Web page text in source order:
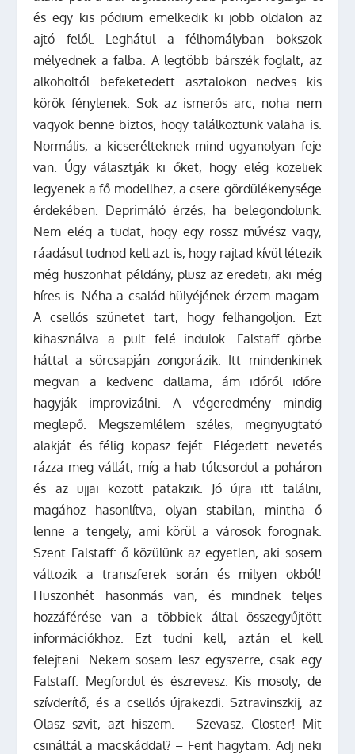
és egy kis pódium emelkedik ki jobb oldalon az
ajtó felől. Leghátul a félhomályban bokszok
mélyednek a falba. A legtöbb bárszék foglalt, az
alkoholtól befeketedett asztalokon nedves kis
körök fénylenek. Sok az ismerős arc, noha nem
vagyok benne biztos, hogy találkoztunk valaha is.
Normális, a kicserélteknek mind ugyanolyan feje
van. Úgy választják ki őket, hogy elég közeliek
legyenek a fő modellhez, a csere gördülékenysége
érdekében. Deprimáló érzés, ha belegondolunk.
Nem elég a tudat, hogy egy rossz művész vagy,
ráadásul tudnod kell azt is, hogy rajtad kívül létezik
még huszonhat példány, plusz az eredeti, aki még
híres is. Néha a család hülyéjének érzem magam.
A csellós szünetet tart, hogy felhangoljon. Ezt
kihasználva a pult felé indulok. Falstaff görbe
háttal a sörcsapján zongorázik. Itt mindenkinek
megvan a kedvenc dallama, ám időről időre
hagyják improvizálni. A végeredmény mindig
meglepő. Megszemlélem széles, megnyugtató
alakját és félig kopasz fejét. Elégedett nevetés
rázza meg vállát, míg a hab túlcsordul a poháron
és az ujjai között patakzik. Jó újra itt találni,
magához hasonlítva, olyan stabilan, mintha ő
lenne a tengely, ami körül a városok forognak.
Szent Falstaff: ő közülünk az egyetlen, aki sosem
változik a transzferek során és milyen okból!
Huszonhét hasonmás van, és mindnek teljes
hozzáférése van a többiek által összegyűjtött
információkhoz. Ezt tudni kell, aztán el kell
felejteni. Nekem sosem lesz egyszerre, csak egy
Falstaff. Megfordul és észrevesz. Kis mosoly, de
szívderítő, és a csellós újrakezdi. Sztravinszkij, az
Olasz szvit, azt hiszem. – Szevasz, Closter! Mit
csináltál a macskáddal? – Fent hagytam. Adj neki